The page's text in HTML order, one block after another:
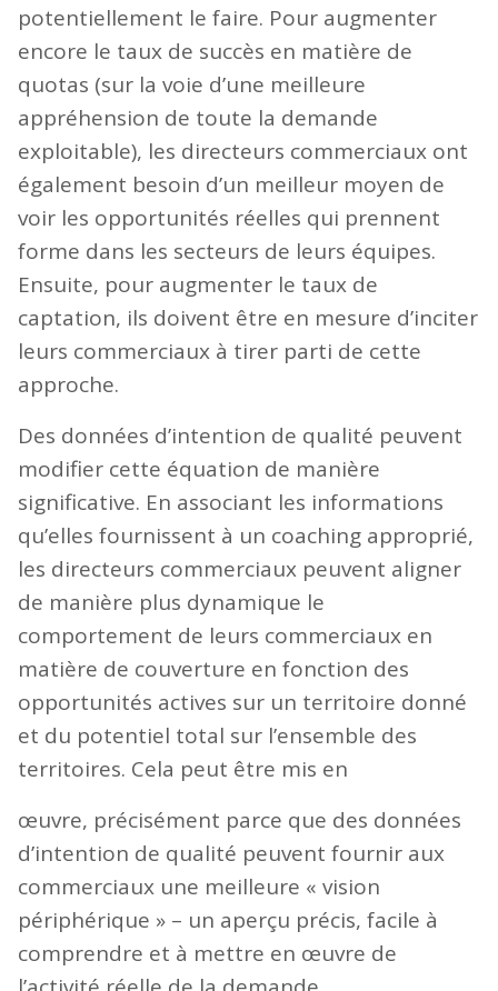
potentiellement le faire. Pour augmenter
encore le taux de succès en matière de
quotas (sur la voie d’une meilleure
appréhension de toute la demande
exploitable), les directeurs commerciaux ont
également besoin d’un meilleur moyen de
voir les opportunités réelles qui prennent
forme dans les secteurs de leurs équipes.
Ensuite, pour augmenter le taux de
captation, ils doivent être en mesure d’inciter
leurs commerciaux à tirer parti de cette
approche.
Des données d’intention de qualité peuvent
modifier cette équation de manière
significative. En associant les informations
qu’elles fournissent à un coaching approprié,
les directeurs commerciaux peuvent aligner
de manière plus dynamique le
comportement de leurs commerciaux en
matière de couverture en fonction des
opportunités actives sur un territoire donné
et du potentiel total sur l’ensemble des
territoires. Cela peut être mis en
œuvre, précisément parce que des données
d’intention de qualité peuvent fournir aux
commerciaux une meilleure « vision
périphérique » – un aperçu précis, facile à
comprendre et à mettre en œuvre de